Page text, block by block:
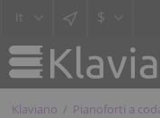
$
Klaviano Pianoforti a